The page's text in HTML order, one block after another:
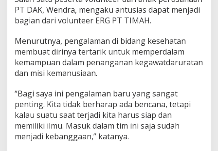
PT DAK, Wendra, mengaku antusias dapat menjadi
bagian dari volunteer ERG PT TIMAH.
Menurutnya, pengalaman di bidang kesehatan
membuat dirinya tertarik untuk memperdalam
kemampuan dalam penanganan kegawatdaruratan
dan misi kemanusiaan.
“Bagi saya ini pengalaman baru yang sangat
penting. Kita tidak berharap ada bencana, tetapi
kalau suatu saat terjadi kita harus siap dan
memiliki ilmu. Masuk dalam tim ini saja sudah
menjadi kebanggaan,” katanya.